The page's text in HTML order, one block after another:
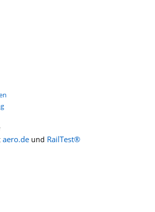
aero.de und RailTest®